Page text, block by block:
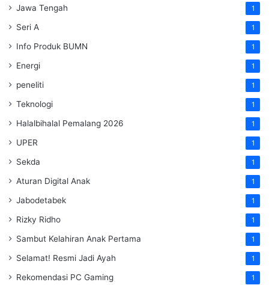
Jawa Tengah 1
Seri A 1
Info Produk BUMN 1
Energi 1
peneliti 1
Teknologi 1
Halalbihalal Pemalang 2026 1
UPER 1
Sekda 1
Aturan Digital Anak 1
Jabodetabek 1
Rizky Ridho 1
Sambut Kelahiran Anak Pertama 1
Selamat! Resmi Jadi Ayah 1
Rekomendasi PC Gaming 1